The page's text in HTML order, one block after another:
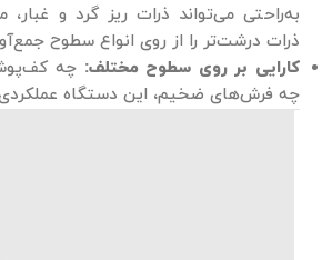
به‌راحتی می‌تواند ذرات ریز گرد و
ذرات درشت‌تر را از روی انواع سطوح
کارایی بر روی سطوح مختلف: چه
چه فرش‌های ضخیم، این دستگاه